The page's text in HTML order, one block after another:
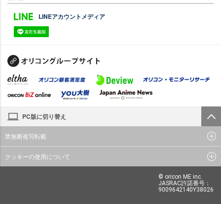
LINEアカウントメディア
PC版に切り替え
禁無断複写転載
クッキーの使用について
© oricon ME inc.
JASRAC許諾番号：
9009642140Y38026